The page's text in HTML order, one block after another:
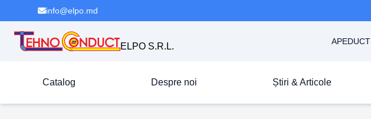
info@elpo.md
ELPO S.R.L. APEDUCT
Catalog Despre noi Știri & Articole